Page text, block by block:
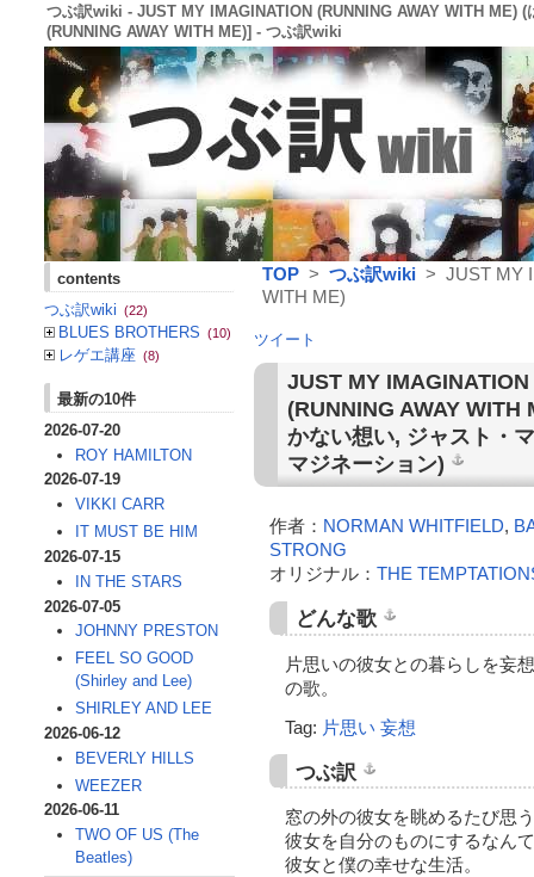
つぶ訳wiki - JUST MY IMAGINATION (RUNNING AWAY WITH ME)
(RUNNING AWAY WITH ME)] - つぶ訳wiki
TOP > つぶ訳wiki > JUST MY
WITH ME)
ツイート
JUST MY IMAGINATION
(RUNNING AWAY WITH
かない想い, ジャスト・
マジネーション)
作者： NORMAN WHITFIELD,
STRONG
オリジナル： THE
どんな歌
片思いの彼女との暮らしを妄
の歌。
Tag: 片思い 妄想
つぶ訳
窓の外の彼女を眺めるたび思
彼女を自分のものにするなん
彼女と僕の幸せな生活。
contents
つぶ訳wiki (22)
BLUES BROTHERS (10)
レゲエ講座 (8)
最新の10件
2026-07-20
ROY HAMILTON
2026-07-19
VIKKI CARR
IT MUST BE HIM
2026-07-15
IN THE STARS
2026-07-05
JOHNNY PRESTON
FEEL SO GOOD
(Shirley and Lee)
SHIRLEY AND LEE
2026-06-12
BEVERLY HILLS
WEEZER
2026-06-11
TWO OF US (The
Beatles)